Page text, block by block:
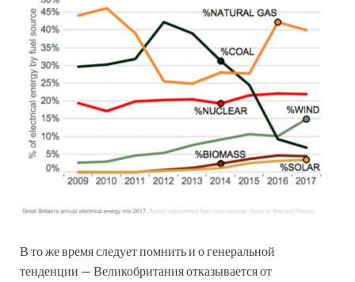
В то же время следует помнить и о генеральной
тенденции — Великобритания отказывается от